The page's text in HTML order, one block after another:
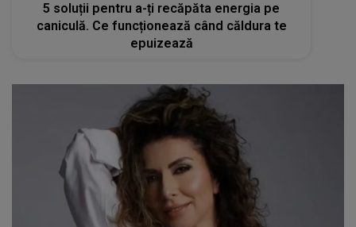
5 soluții pentru a-ți recăpăta energia pe
caniculă. Ce funcționează când căldura te
epuizează